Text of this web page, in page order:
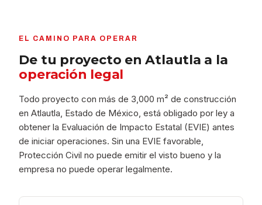
EL CAMINO PARA OPERAR
De tu proyecto en Atlautla a la
operación legal
Todo proyecto con más de 3,000 m² de construcción
en Atlautla, Estado de México, está obligado por ley a
obtener la Evaluación de Impacto Estatal (EVIE) antes
de iniciar operaciones. Sin una EVIE favorable,
Protección Civil no puede emitir el visto bueno y la
empresa no puede operar legalmente.